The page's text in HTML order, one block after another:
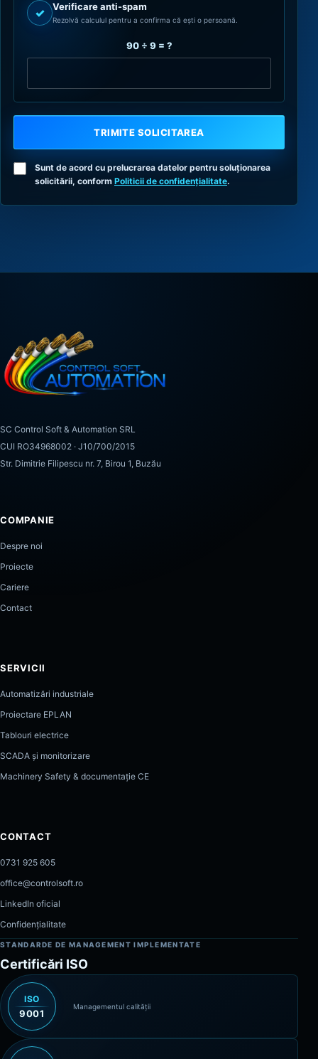
✓ Verificare anti-spam
Rezolvă calculul pentru a confirma că ești o persoană.
90 ÷ 9 = ?
TRIMITE SOLICITAREA
Sunt de acord cu prelucrarea datelor pentru soluționarea
solicitării, conform Politicii de confidențialitate.
SC Control Soft & Automation SRL
CUI RO34968002 · J10/700/2015
Str. Dimitrie Filipescu nr. 7, Birou 1, Buzău
COMPANIE
Despre noi
Proiecte
Cariere
Contact
SERVICII
Automatizări industriale
Proiectare EPLAN
Tablouri electrice
SCADA și monitorizare
Machinery Safety & documentație CE
CONTACT
0731 925 605
office@controlsoft.ro
LinkedIn oficial
Confidențialitate
STANDARDE DE MANAGEMENT IMPLEMENTATE
Certificări ISO
ISO
9001
Managementul calității